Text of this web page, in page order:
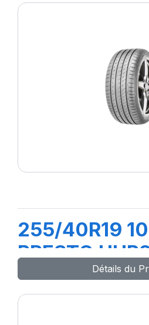
255/40R19
PRESTO
Détails du